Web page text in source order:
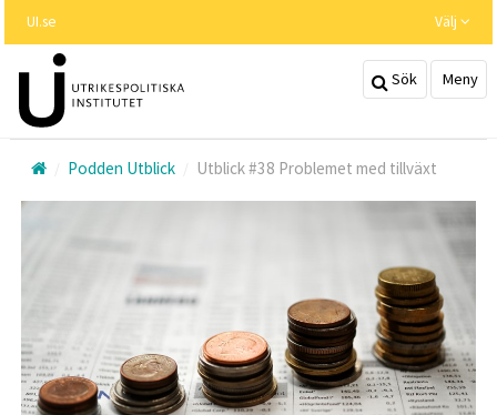
huvudinnehållet
UI.se Välj
Sök Meny
Podden Utblick Utblick #38 Problemet med tillväxt